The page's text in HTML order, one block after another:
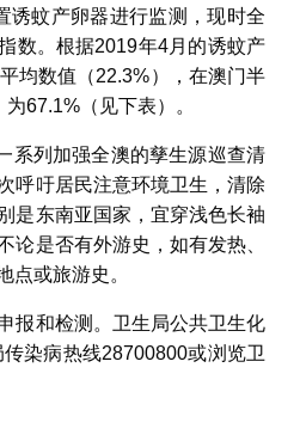
诱蚊产卵器进行监测，现时全
数。根据2019年4月的诱蚊产
均数值（22.3%），在澳门半
67.1%（见下表）。
系列加强全澳的孳生源巡查清
呼吁居民注意环境卫生，清除
是东南亚国家，宜穿浅色长袖
是否有外游史，如有发热、
点或旅游史。
报和检测。卫生局公共卫生化
染病热线28700800或浏览卫